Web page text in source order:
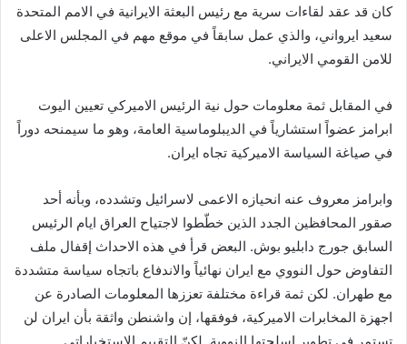
كان قد عقد لقاءات سرية مع رئيس البعثة الايرانية في الامم المتحدة
سعيد ايرواني، والذي عمل سابقاً في موقع مهم في المجلس الاعلى
للامن القومي الايراني.
في المقابل ثمة معلومات حول نية الرئيس الاميركي تعيين اليوت
ابرامز عضواً استشارياً في الديبلوماسية العامة، وهو ما سيمنحه دوراً
في صياغة السياسة الاميركية تجاه ايران.
وابرامز معروف عنه انحيازه الاعمى لاسرائيل وتشدده، وبأنه أحد
صقور المحافظين الجدد الذين خطّطوا لاجتياح العراق ايام الرئيس
السابق جورج دابليو بوش. البعض قرأ في هذه الاحداث إقفال ملف
التفاوض حول النووي مع ايران نهائياً والاندفاع باتجاه سياسة متشددة
مع طهران. لكن ثمة قراءة مختلفة تعززها المعلومات الصادرة عن
اجهزة المخابرات الاميركية، فوفقها، إن واشنطن واثقة بأن ايران لن